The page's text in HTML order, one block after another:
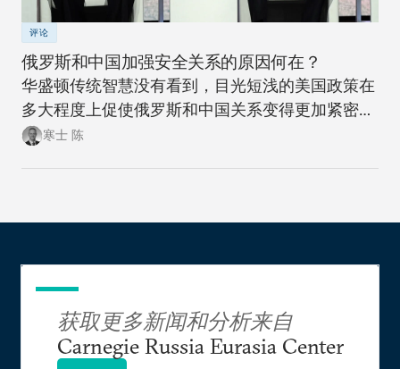
评论
俄罗斯和中国加强安全关系的原因何在？
华盛顿传统智慧没有看到，目光短浅的美国政策在
多大程度上促使俄罗斯和中国关系变得更加紧密。
此次此刻，正是美国政策制定者们重新思考制定一
寒士 陈
获取更多新闻和分析来自
Carnegie Russia Eurasia Center